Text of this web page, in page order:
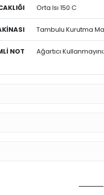
Orta Isı 150 C
Tambulu Kurutma
NOT Ağartıcı